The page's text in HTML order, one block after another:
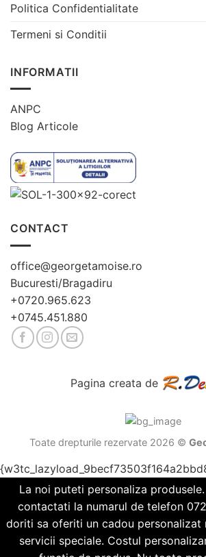
Politica Confidentialitate
Termeni si Conditii
INFORMATII
ANPC
Blog Articole
CONTACT
office@georgetamoise.ro
Bucuresti/Bragadiru
+0720.965.623
+0745.451.880
Pagina creata de
Toate drepturile rezervate 2026 ©
La noi puteti personaliza
contactati la numarul de telefon
doriti sa oferiti un cadou personalizat
servicii speciale. Costul